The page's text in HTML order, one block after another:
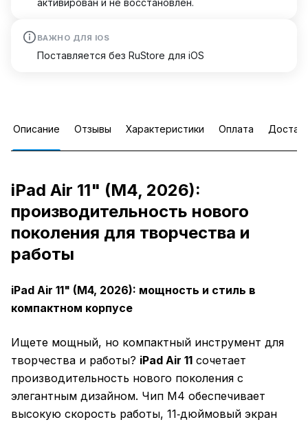
активирован и не восстановлен.
ВАЖНО ДЛЯ IOS
Поставляется без RuStore для iOS
Описание Отзывы Характеристики Оплата
iPad Air 11" (M4, 2026):
производительность нового
поколения для творчества и
работы
iPad Air 11" (M4, 2026): мощность и стиль в
компактном корпусе
Ищете мощный, но компактный инструмент для
творчества и работы? iPad Air 11 сочетает
производительность нового поколения с
элегантным дизайном. Чип M4 обеспечивает
высокую скорость работы, 11‑дюймовый экран